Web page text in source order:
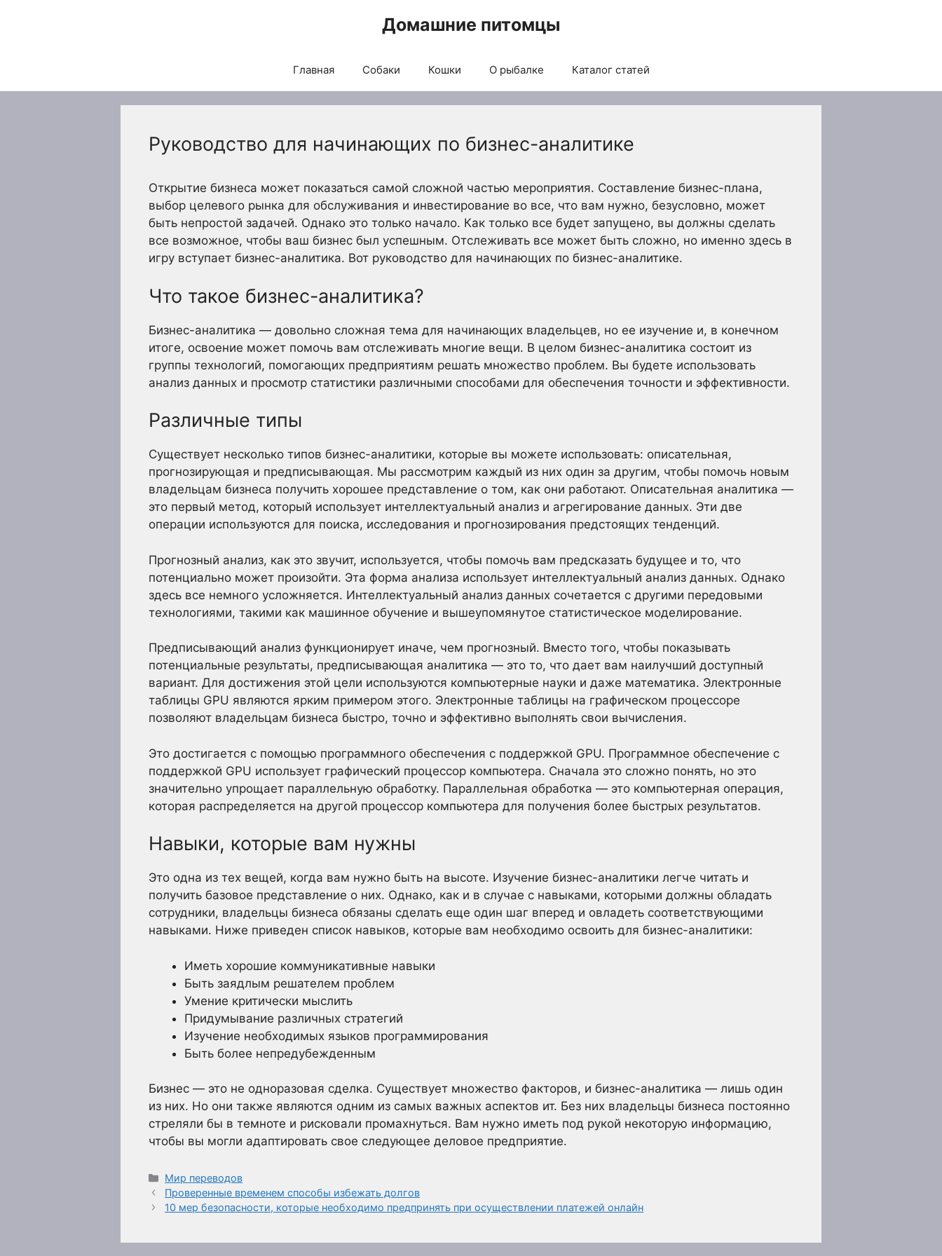
Домашние питомцы
Главная Собаки Кошки О рыбалке Каталог статей
Руководство для начинающих по бизнес-аналитике
Открытие бизнеса может показаться самой сложной частью мероприятия. Составление бизнес-плана,
выбор целевого рынка для обслуживания и инвестирование во все, что вам нужно, безусловно, может
быть непростой задачей. Однако это только начало. Как только все будет запущено, вы должны сделать
все возможное, чтобы ваш бизнес был успешным. Отслеживать все может быть сложно, но именно здесь в
игру вступает бизнес-аналитика. Вот руководство для начинающих по бизнес-аналитике.
Что такое бизнес-аналитика?
Бизнес-аналитика — довольно сложная тема для начинающих владельцев, но ее изучение и, в конечном
итоге, освоение может помочь вам отслеживать многие вещи. В целом бизнес-аналитика состоит из
группы технологий, помогающих предприятиям решать множество проблем. Вы будете использовать
анализ данных и просмотр статистики различными способами для обеспечения точности и эффективности.
Различные типы
Существует несколько типов бизнес-аналитики, которые вы можете использовать: описательная,
прогнозирующая и предписывающая. Мы рассмотрим каждый из них один за другим, чтобы помочь новым
владельцам бизнеса получить хорошее представление о том, как они работают. Описательная аналитика —
это первый метод, который использует интеллектуальный анализ и агрегирование данных. Эти две
операции используются для поиска, исследования и прогнозирования предстоящих тенденций.
Прогнозный анализ, как это звучит, используется, чтобы помочь вам предсказать будущее и то, что
потенциально может произойти. Эта форма анализа использует интеллектуальный анализ данных. Однако
здесь все немного усложняется. Интеллектуальный анализ данных сочетается с другими передовыми
технологиями, такими как машинное обучение и вышеупомянутое статистическое моделирование.
Предписывающий анализ функционирует иначе, чем прогнозный. Вместо того, чтобы показывать
потенциальные результаты, предписывающая аналитика — это то, что дает вам наилучший доступный
вариант. Для достижения этой цели используются компьютерные науки и даже математика. Электронные
таблицы GPU являются ярким примером этого. Электронные таблицы на графическом процессоре
позволяют владельцам бизнеса быстро, точно и эффективно выполнять свои вычисления.
Это достигается с помощью программного обеспечения с поддержкой GPU. Программное обеспечение с
поддержкой GPU использует графический процессор компьютера. Сначала это сложно понять, но это
значительно упрощает параллельную обработку. Параллельная обработка — это компьютерная операция,
которая распределяется на другой процессор компьютера для получения более быстрых результатов.
Навыки, которые вам нужны
Это одна из тех вещей, когда вам нужно быть на высоте. Изучение бизнес-аналитики легче читать и
получить базовое представление о них. Однако, как и в случае с навыками, которыми должны обладать
сотрудники, владельцы бизнеса обязаны сделать еще один шаг вперед и овладеть соответствующими
навыками. Ниже приведен список навыков, которые вам необходимо освоить для бизнес-аналитики:
Иметь хорошие коммуникативные навыки
Быть заядлым решателем проблем
Умение критически мыслить
Придумывание различных стратегий
Изучение необходимых языков программирования
Быть более непредубежденным
Бизнес — это не одноразовая сделка. Существует множество факторов, и бизнес-аналитика — лишь один
из них. Но они также являются одним из самых важных аспектов ит. Без них владельцы бизнеса постоянно
стреляли бы в темноте и рисковали промахнуться. Вам нужно иметь под рукой некоторую информацию,
чтобы вы могли адаптировать свое следующее деловое предприятие.
Рубрики
Мир переводов
Проверенные временем способы избежать долгов
10 мер безопасности, которые необходимо предпринять при осуществлении платежей онлайн